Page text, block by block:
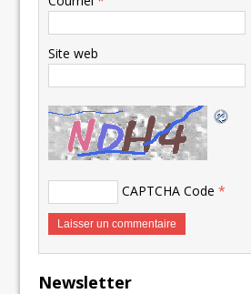
Site web
CAPTCHA Code *
Newsletter